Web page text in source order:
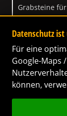
Grabsteine für
Grabsteine für
Grabsteine für
Grabsteine für
Datenschutz
Für eine
Google-Maps
können,